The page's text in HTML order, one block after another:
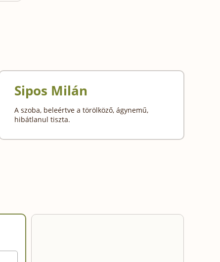
Sipos Milán
A szoba, beleértve a törölköző, ágynemű,
hibátlanul tiszta.